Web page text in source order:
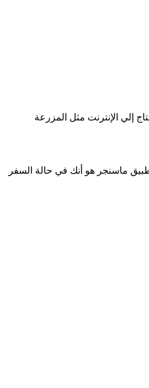
إلي الإنترنت مثل المزرعة
ماسنجر هو أنك في حالة السفر